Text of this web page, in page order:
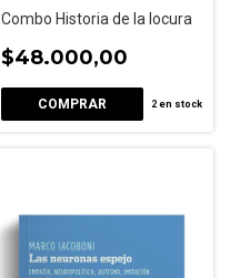
Combo Historia de la locura
$48.000,00
2 en stock